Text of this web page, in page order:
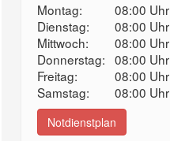
Montag: 08:00 Uhr
Dienstag:
08:00 Uhr
Mittwoch:
08:00 Uhr
Donnerstag: 08:00 Uhr
Freitag:
08:00 Uhr
Samstag:
08:00 Uhr
Notdienstplan